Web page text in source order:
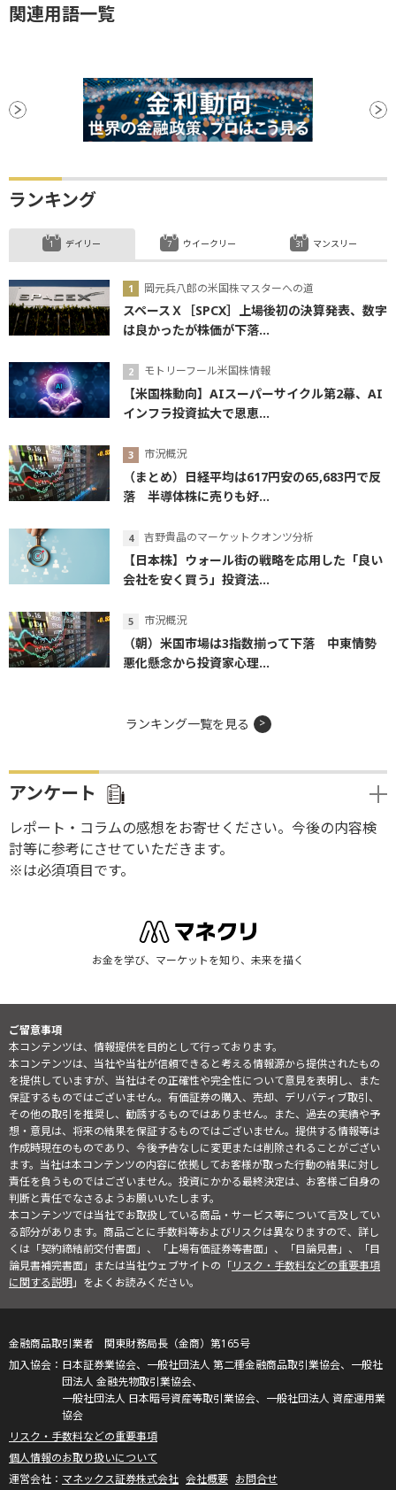
関連用語一覧
ランキング
デイリー
岡元兵八郎の米国株マスターへの道
スペースＸ［SPCX］上場後初の決算発表、数字
は良かったが株価が下落...
モトリーフール米国株情報
【米国株動向】AIスーパーサイクル第2幕、AI
インフラ投資拡大で恩恵...
市況概況
（まとめ）日経平均は617円安の65,683円で反
落 半導体株に売りも好...
吉野貴晶のマーケットクオンツ分析
【日本株】ウォール街の戦略を応用した「良い
会社を安く買う」投資法...
市況概況
（朝）米国市場は3指数揃って下落 中東情勢
悪化懸念から投資家心理...
ウイークリー マンスリー
ランキング一覧を見る
アンケート
レポート・コラムの感想をお寄せください。今後の内容検
討等に参考にさせていただきます。
※は必須項目です。
お金を学び、マーケットを知り、未来を描く
ご留意事項
本コンテンツは、情報提供を目的として行っております。
本コンテンツは、当社や当社が信頼できると考える情報源から提供されたもの
を提供していますが、当社はその正確性や完全性について意見を表明し、また
保証するものではございません。有価証券の購入、売却、デリバティブ取引、
その他の取引を推奨し、勧誘するものではありません。また、過去の実績や予
想・意見は、将来の結果を保証するものではございません。提供する情報等は
作成時現在のものであり、今後予告なしに変更または削除されることがござい
ます。当社は本コンテンツの内容に依拠してお客様が取った行動の結果に対し
責任を負うものではございません。投資にかかる最終決定は、お客様ご自身の
判断と責任でなさるようお願いいたします。
本コンテンツでは当社でお取扱している商品・サービス等について言及してい
る部分があります。商品ごとに手数料等およびリスクは異なりますので、詳し
くは「契約締結前交付書面」、「上場有価証券等書面」、「目論見書」、「目
論見書補完書面」または当社ウェブサイトの「リスク・手数料などの重要事項
に関する説明」をよくお読みください。
金融商品取引業者 関東財務局長（金商）第165号
日本証券業協会、一般社団法人 第二種金融商品取引業協会、一般社
団法人 金融先物取引業協会、
一般社団法人 日本暗号資産等取引業協会、一般社団法人 資産運用業
協会
リスク・手数料などの重要事項
個人情報のお取り扱いについて
マネックス証券株式会社 会社概要 お問合せ